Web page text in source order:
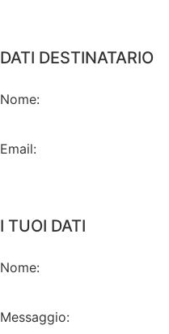
DATI DESTINATARIO
Nome:
Email:
I TUOI DATI
Nome:
Messaggio: